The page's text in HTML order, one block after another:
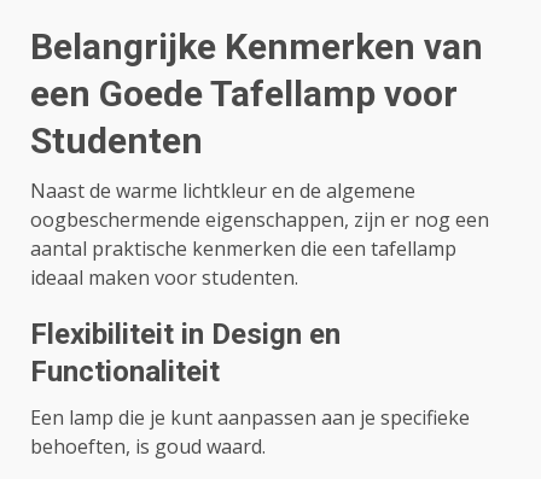
Belangrijke Kenmerken van
een Goede Tafellamp voor
Studenten
Naast de warme lichtkleur en de algemene
oogbeschermende eigenschappen, zijn er nog een
aantal praktische kenmerken die een tafellamp
ideaal maken voor studenten.
Flexibiliteit in Design en
Functionaliteit
Een lamp die je kunt aanpassen aan je specifieke
behoeften, is goud waard.